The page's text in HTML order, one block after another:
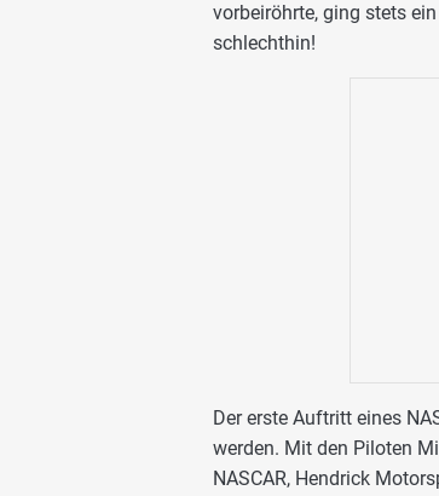
vorbeiröhrte, ging stets
schlechthin!
Der erste Auftritt eines
werden. Mit den Piloten
NASCAR, Hendrick